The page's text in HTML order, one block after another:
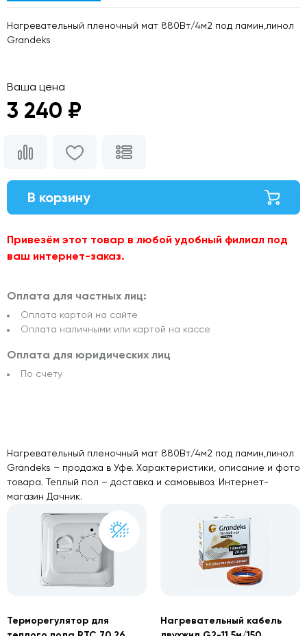
Нагревательный пленочный мат 880Вт/4м2 под ламин,линол
Grandeks
Ваша цена
3 240 ₽
В корзину
Привезём этот товар в любой удобный филиал под
ваш интернет-заказ.
Оплата для частных лиц:
Оплата картой на сайте
Оплата наличными или картой на кассе
Оплата для юридических лиц
По счету
Нагревательный пленочный мат 880Вт/4м2 под ламин,линол
Grandeks – продажа в Уфе. Характеристики, описание и фото
товара. Теплый пол – доставка и самовывоз. Интернет-
магазин Дачник.
Терморегулятор для
Нагревательный кабель